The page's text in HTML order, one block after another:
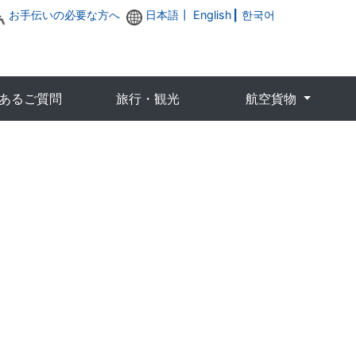
お手伝いの必要な方へ 日本語┃ English 한국어
るご質問 旅行・観光 航空貨物